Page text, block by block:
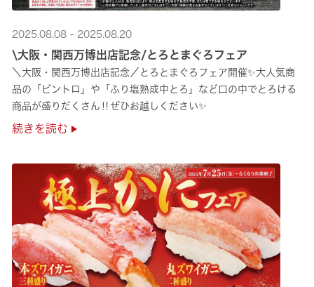
2025.08.08 - 2025.08.20
\大阪・関西万博出店記念/とろとまぐろフェア
＼大阪・関西万博出店記念／とろとまぐろフェア開催✨大人気商
品の「ビントロ」や「ふり塩熟成中とろ」など口の中でとろける
商品が盛りだくさん‼ぜひお越しください✨
続きを読む